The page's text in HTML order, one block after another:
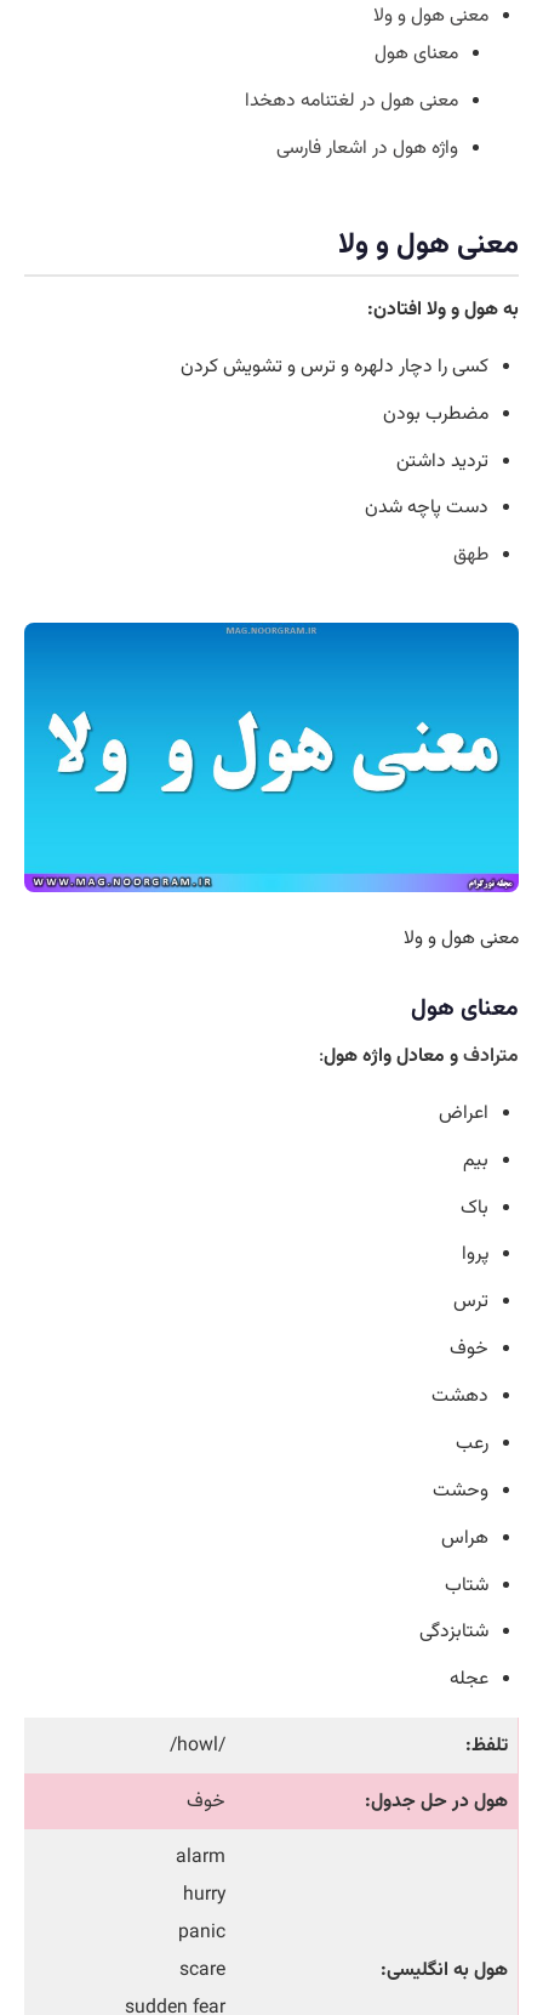
معنی هول و ولا
معنای هول
معنی هول در لغتنامه دهخدا
واژه هول در اشعار فارسی
معنی هول و ولا
به هول و ولا افتادن:
کسی را دچار دلهره و ترس و تشویش کردن
مضطرب بودن
تردید داشتن
دست پاچه شدن
طهق
معنی هول و ولا
معنای هول
مترادفو معادل واژه هول:
اعراض
بیم
باک
پروا
ترس
خوف
دهشت
رعب
وحشت
هراس
شتاب
شتابزدگی
عجله
تلفظ:
/howl/
هول در حل جدول:
خوف
هول به انگلیسی:
alarm
hurry
panic
scare
sudden fear